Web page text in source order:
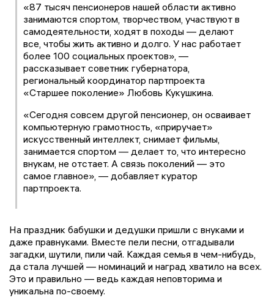
«87 тысяч пенсионеров нашей области активно
занимаются спортом, творчеством, участвуют в
самодеятельности, ходят в походы — делают
все, чтобы жить активно и долго. У нас работает
более 100 социальных проектов», —
рассказывает советник губернатора,
региональный координатор партпроекта
«Старшее поколение» Любовь Кукушкина.
«Сегодня совсем другой пенсионер, он осваивает
компьютерную грамотность, «приручает»
искусственный интеллект, снимает фильмы,
занимается спортом — делает то, что интересно
внукам, не отстает. А связь поколений — это
самое главное», — добавляет куратор
партпроекта.
На праздник бабушки и дедушки пришли с внуками и
даже правнуками. Вместе пели песни, отгадывали
загадки, шутили, пили чай. Каждая семья в чем-нибудь,
да стала лучшей — номинаций и наград хватило на всех.
Это и правильно — ведь каждая неповторима и
уникальна по-своему.